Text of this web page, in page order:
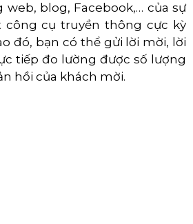
web, blog, Facebook,… của sự
công cụ truyền thông cực kỳ
đó, bạn có thể gửi lời mời, lời
tiếp đo lường được số lượng
hồi của khách mời.